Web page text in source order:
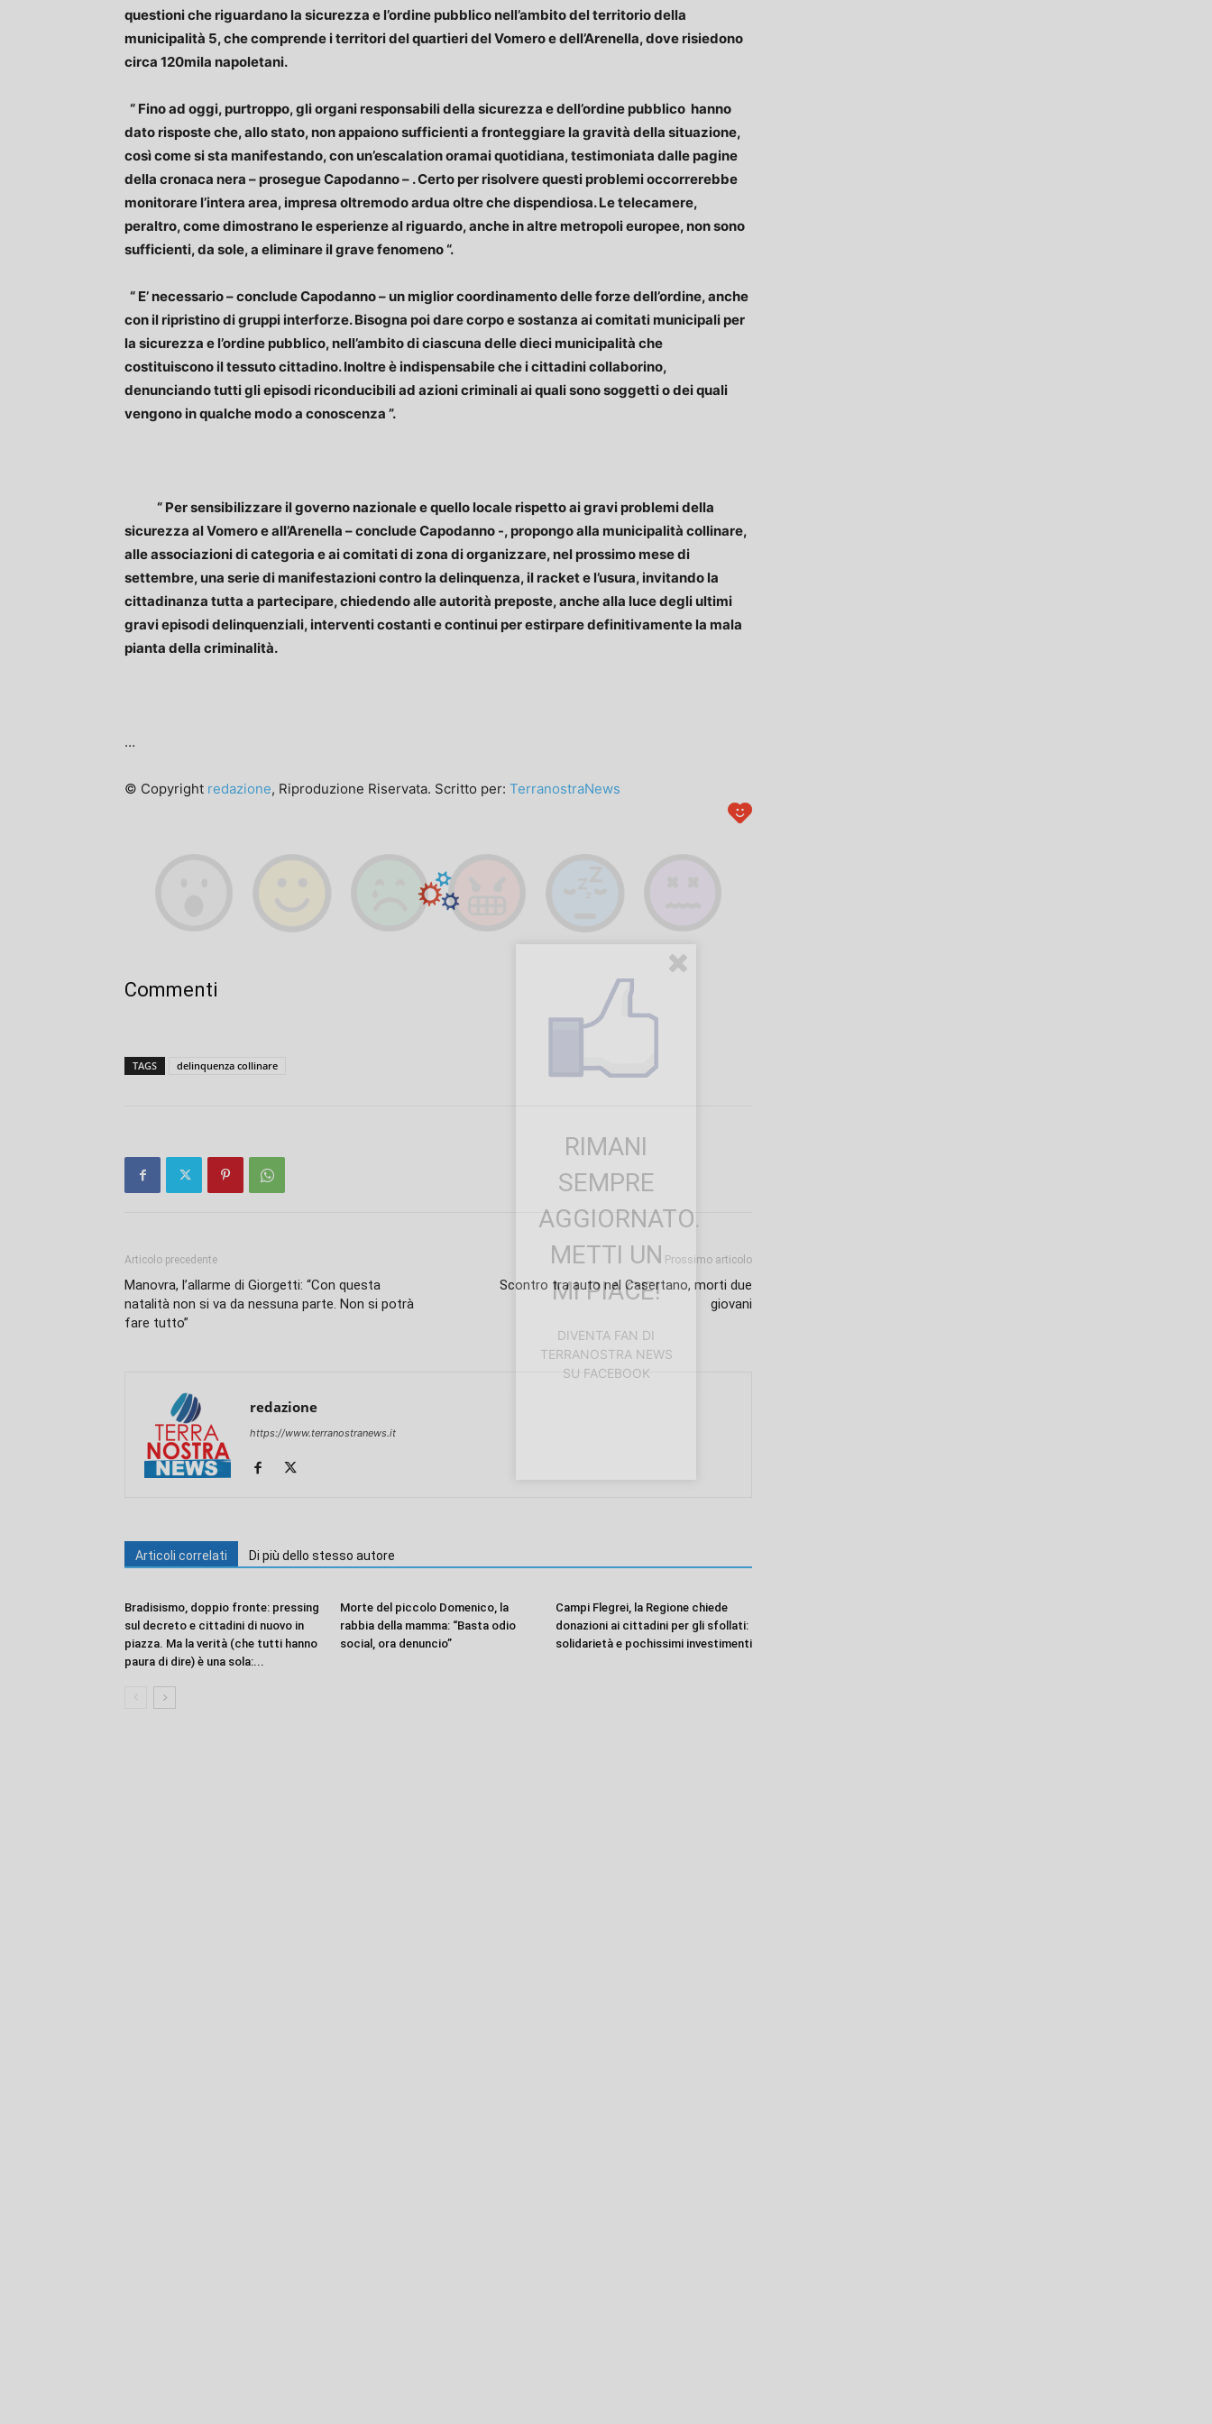
questioni che riguardano la sicurezza e l’ordine pubblico nell’ambito del territorio della
municipalità 5, che comprende i territori del quartieri del Vomero e dell’Arenella, dove risiedono
circa 120mila napoletani.
“ Fino ad oggi, purtroppo, gli organi responsabili della sicurezza e dell’ordine pubblico hanno
dato risposte che, allo stato, non appaiono sufficienti a fronteggiare la gravità della situazione,
così come si sta manifestando, con un’escalation oramai quotidiana, testimoniata dalle pagine
della cronaca nera – prosegueCapodanno – . Certo per risolvere questi problemi occorrerebbe
monitorare l’intera area, impresa oltremodo ardua oltre che dispendiosa. Le telecamere,
peraltro, come dimostrano le esperienze al riguardo, anche in altre metropoli europee, non sono
sufficienti, da sole, a eliminare il grave fenomeno “.
“ E’ necessario – concludeCapodanno – un miglior coordinamento delle forze dell’ordine, anche
con il ripristino di gruppi interforze. Bisogna poi dare corpo e sostanza ai comitati municipali per
la sicurezza e l’ordine pubblico, nell’ambito di ciascuna delle dieci municipalità che
costituiscono il tessuto cittadino. Inoltre è indispensabile che i cittadini collaborino,
denunciando tutti gli episodi riconducibili ad azioni criminali ai quali sono soggetti o dei quali
vengono in qualche modo a conoscenza ”.
“ Per sensibilizzare il governo nazionale e quello locale rispetto ai gravi problemi della
sicurezza al Vomero e all’Arenella – conclude Capodanno -, propongo alla municipalità collinare,
alle associazioni di categoria e ai comitati di zona di organizzare, nel prossimo mese di
settembre, una serie di manifestazioni contro la delinquenza, il racket e l’usura, invitando la
cittadinanza tutta a partecipare, chiedendo alle autorità preposte, anche alla luce degli ultimi
gravi episodi delinquenziali, interventi costanti e continui per estirpare definitivamente la mala
pianta della criminalità.
…
© Copyright redazione, Riproduzione Riservata. Scritto per: TerranostraNews
Commenti
TAGS delinquenza collinare
Articolo precedente
Manovra, l’allarme di Giorgetti: “Con questa
natalità non si va da nessuna parte. Non si potrà
fare tutto”
Prossimo articolo
Scontro tra auto nel Casertano, morti due
giovani
redazione
https://www.terranostranews.it
Articoli correlati Di più dello stesso autore
Bradisismo, doppio fronte: pressing
sul decreto e cittadini di nuovo in
piazza. Ma la verità (che tutti hanno
paura di dire) è una sola:...
Morte del piccolo Domenico, la
rabbia della mamma: “Basta odio
social, ora denuncio”
Campi Flegrei, la Regione chiede
donazioni ai cittadini per gli sfollati:
solidarietà e pochissimi investimenti
RIMANI
SEMPRE
AGGIORNATO.
METTI UN
MI PIACE!
DIVENTA FAN DI
TERRANOSTRA NEWS
SU FACEBOOK